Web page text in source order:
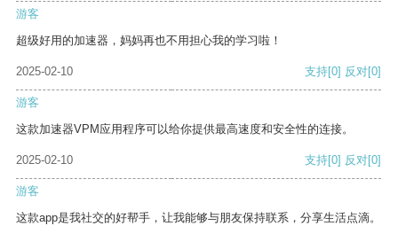
游客
超级好用的加速器，妈妈再也不用担心我的学习啦！
2025-02-10 支持[0] 反对[0]
游客
这款加速器VPM应用程序可以给你提供最高速度和安全性的连接。
2025-02-10 支持[0] 反对[0]
游客
这款app是我社交的好帮手，让我能够与朋友保持联系，分享生活点滴。